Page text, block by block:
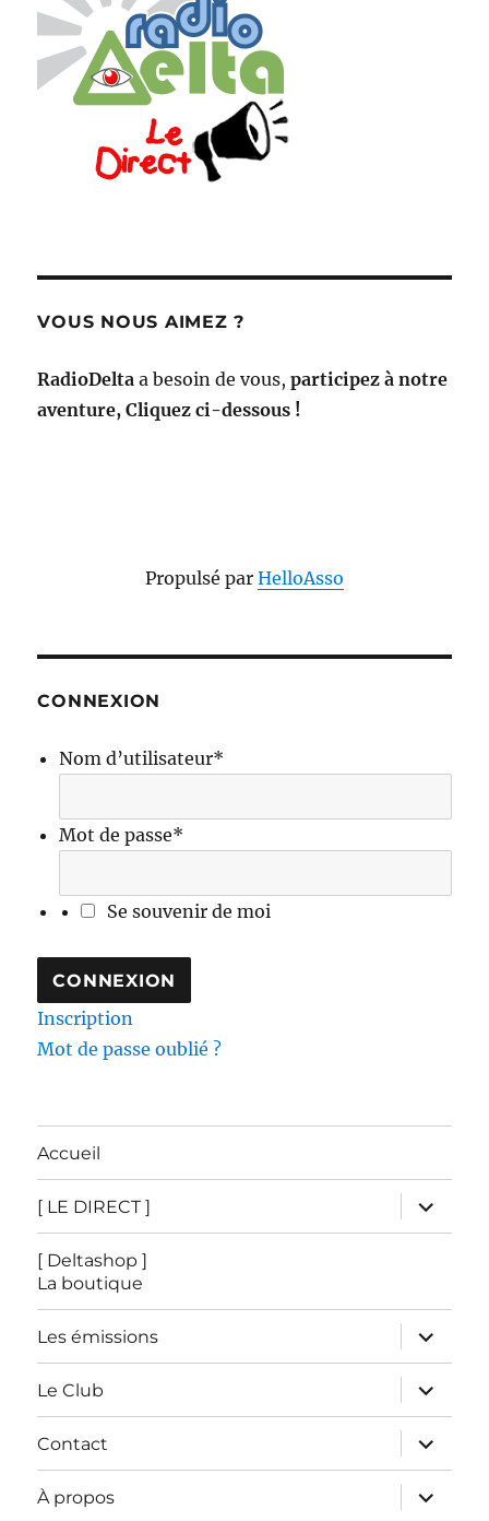
VOUS NOUS AIMEZ ?
RadioDelta a besoin de vous,participez à notre
aventure, Cliquez ci-dessous !
Propulsé par HelloAsso
CONNEXION
Nom d’utilisateur*
Mot de passe*
Se souvenir de moi
Inscription
Mot de passe oublié ?
Accueil
[ LE DIRECT ]
ouvrir
le
sous-
[ Deltashop ]
La boutique
Les émissions
ouvrir
le
sous-
menu
Le Club
ouvrir
le
sous-
menu
Contact
ouvrir
le
sous-
menu
À propos
ouvrir
le